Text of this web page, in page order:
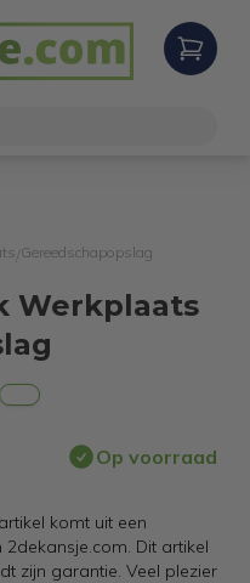
Gereedschapopslag
Werkplaats
Op voorraad
komt uit een
Dit artikel
zijn garantie. Veel plezier